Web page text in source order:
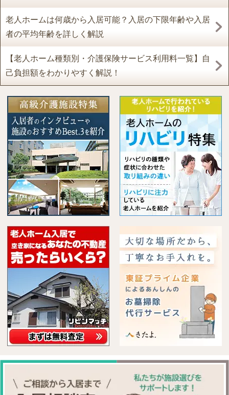
老人ホームは何歳から入居可能？入居の下限年齢や入居
者の平均年齢を詳しく解説
【老人ホーム種類別・介護保険サービス利用料一覧】自
己負担額をわかりやすく解説！